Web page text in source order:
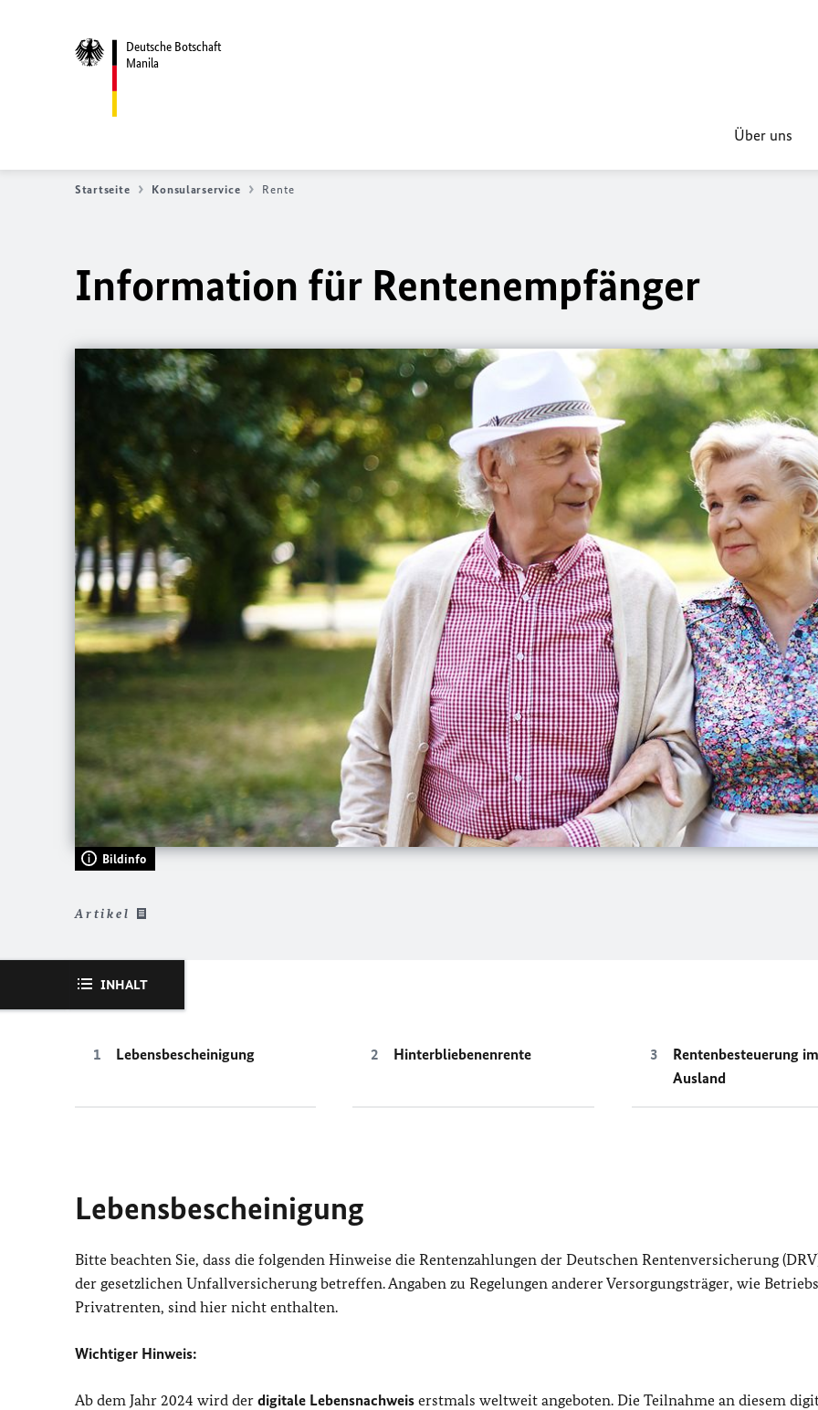
Deutsche Botschaft
Manila
Über uns
Startseite Konsularservice Rente
Information für Rentenempfänger
Bildinfo
Artikel
INHALT
Lebensbescheinigung Hinterbliebenenrente
Rentenbesteuerung im
Ausland
Lebensbescheinigung
Bitte beachten Sie, dass die folgenden Hinweise die Rentenzahlungen der Deutschen Rentenversicherung
der gesetzlichen Unfallversicherung betreffen. Angaben zu Regelungen anderer Versorgungsträger, wie
Privatrenten, sind hier nicht enthalten.
Wichtiger Hinweis:
Ab dem Jahr 2024 wird der digitale Lebensnachweis erstmals weltweit angeboten. Die Teilnahme an diesem